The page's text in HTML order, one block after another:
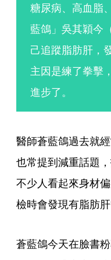
糖尿病、高血脂
藍鴿」吳其穎今
己追蹤脂肪肝，
主因是練了拳擊
進步了。
醫師蒼藍鴿過去就
也常提到減重話題
不少人看起來身材
檢時會發現有脂肪肝
蒼藍鴿今天在臉書